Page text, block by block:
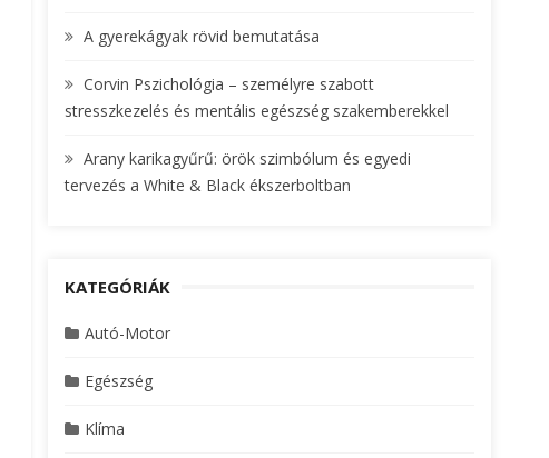
A gyerekágyak rövid bemutatása
Corvin Pszichológia – személyre szabott
stresszkezelés és mentális egészség szakemberekkel
Arany karikagyűrű: örök szimbólum és egyedi
tervezés a White & Black ékszerboltban
KATEGÓRIÁK
Autó-Motor
Egészség
Klíma